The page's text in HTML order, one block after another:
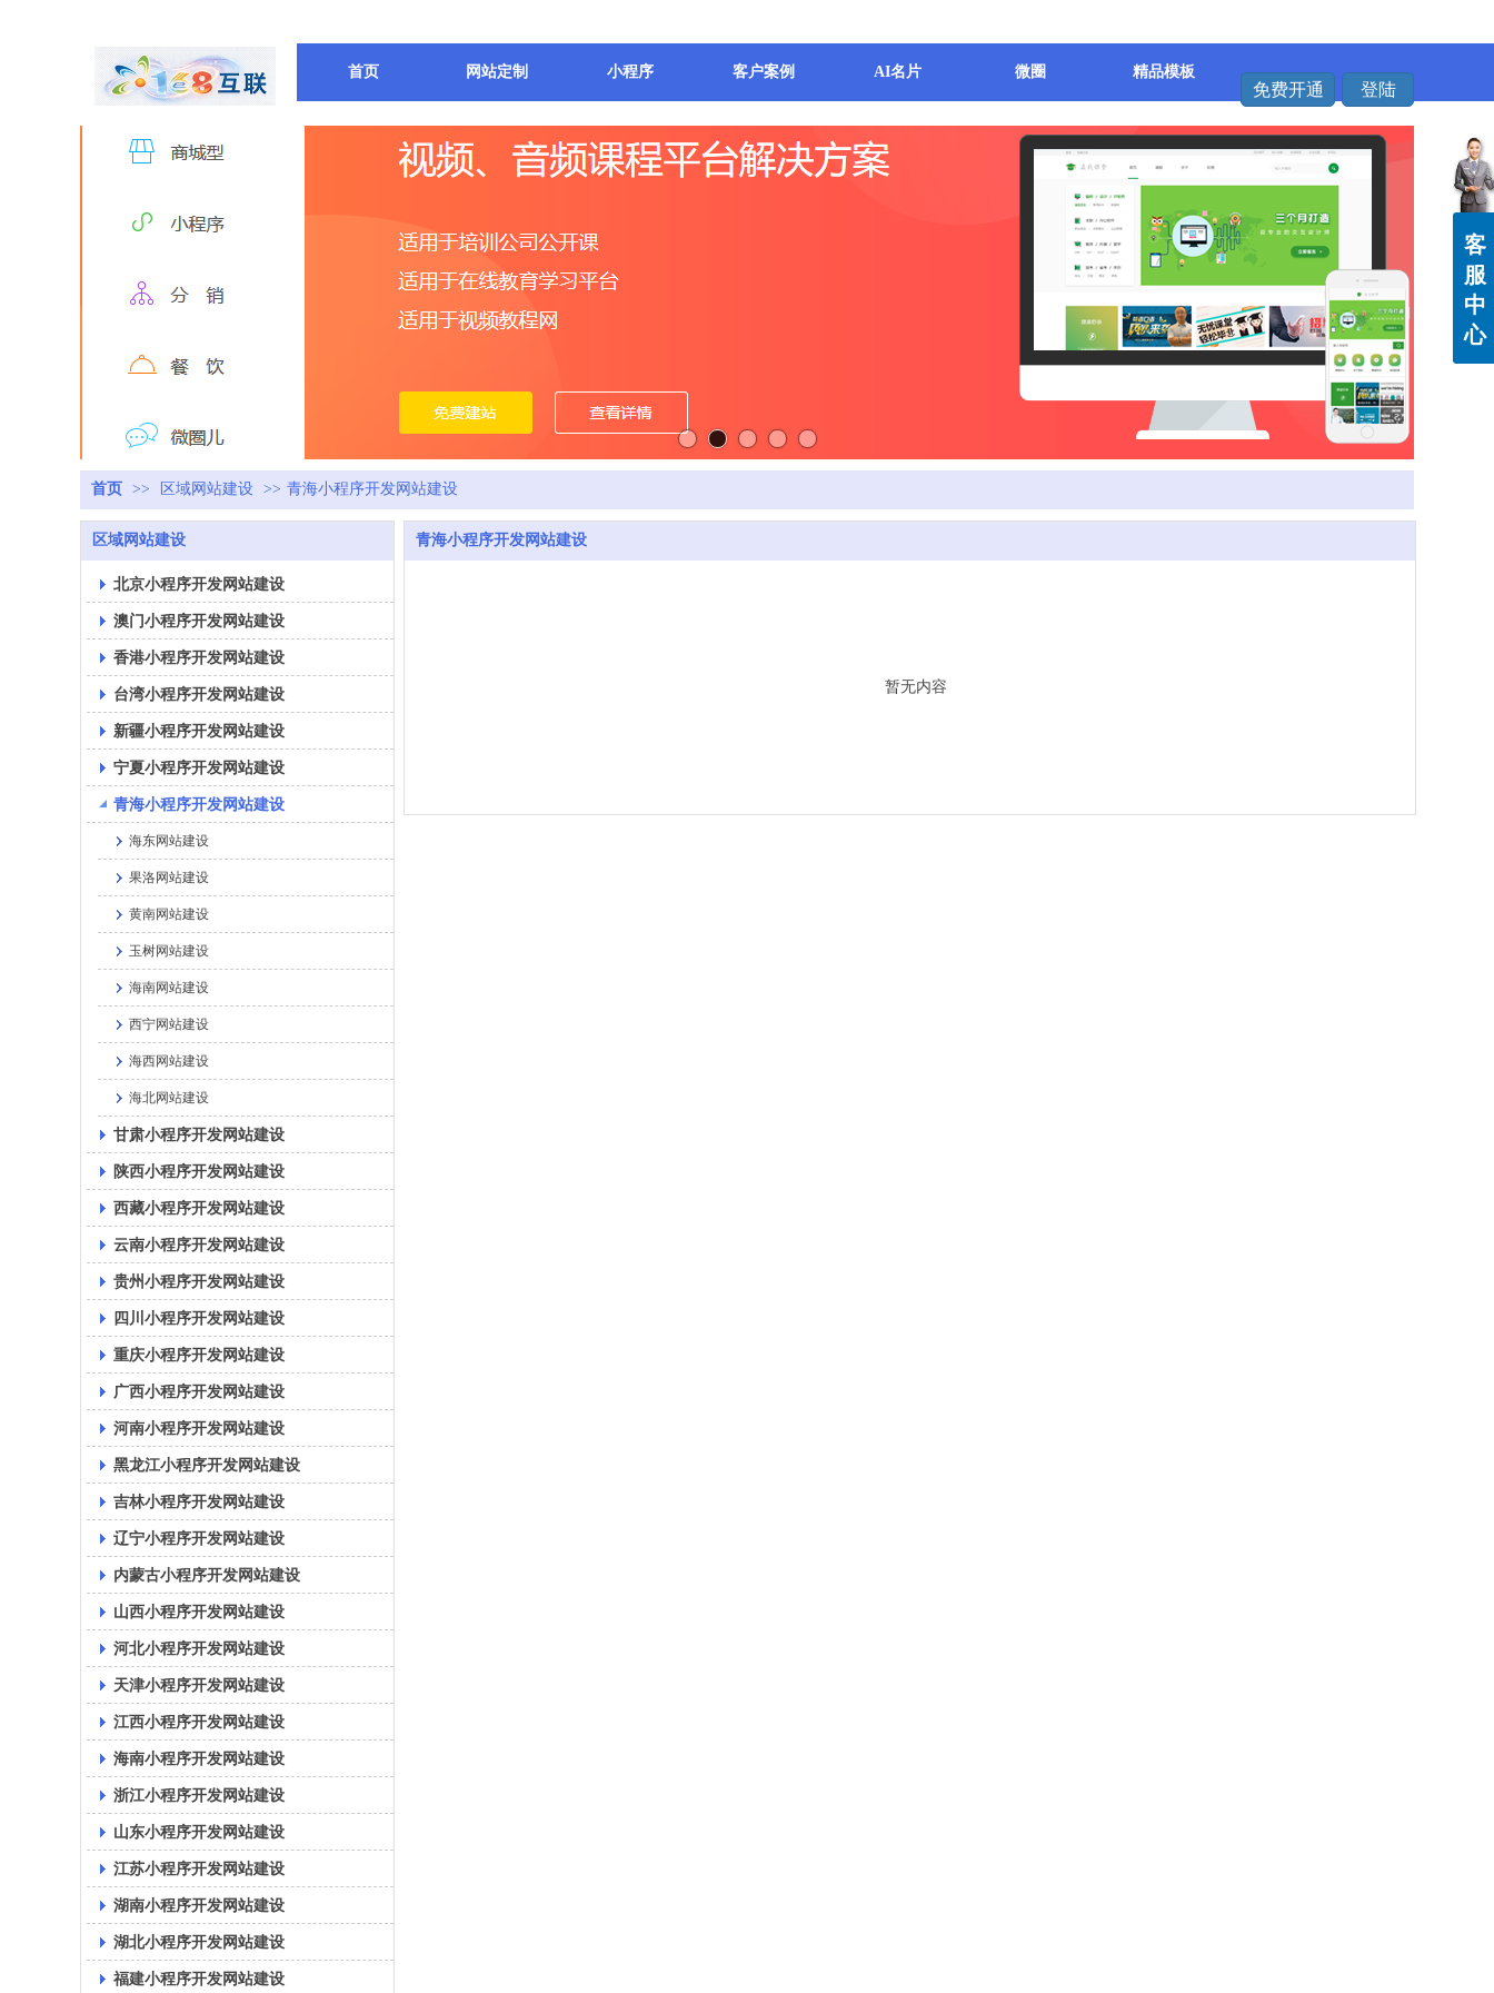
免费开通 登陆
首页 网站定制 小程序 客户案例 AI名片 微圈 精品模板
首页 >> 区域网站建设 >> 青海小程序开发网站建设
区域网站建设
北京小程序开发网站建设
澳门小程序开发网站建设
香港小程序开发网站建设
台湾小程序开发网站建设
新疆小程序开发网站建设
宁夏小程序开发网站建设
青海小程序开发网站建设
海东网站建设
果洛网站建设
黄南网站建设
玉树网站建设
海南网站建设
西宁网站建设
海西网站建设
海北网站建设
甘肃小程序开发网站建设
陕西小程序开发网站建设
西藏小程序开发网站建设
云南小程序开发网站建设
贵州小程序开发网站建设
四川小程序开发网站建设
重庆小程序开发网站建设
广西小程序开发网站建设
河南小程序开发网站建设
黑龙江小程序开发网站建设
吉林小程序开发网站建设
辽宁小程序开发网站建设
内蒙古小程序开发网站建设
山西小程序开发网站建设
河北小程序开发网站建设
天津小程序开发网站建设
江西小程序开发网站建设
海南小程序开发网站建设
浙江小程序开发网站建设
山东小程序开发网站建设
江苏小程序开发网站建设
湖南小程序开发网站建设
湖北小程序开发网站建设
福建小程序开发网站建设
青海小程序开发网站建设
暂无内容
客
服
中
心